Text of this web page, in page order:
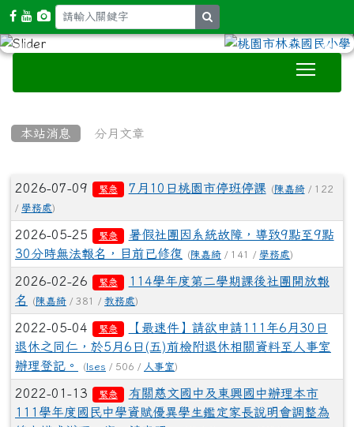
本站消息 分月文章
文章列表
2026-07-09 緊急 7月10日桃園市停班停課 (陳嘉綺/ 122
/ 學務處)
2026-05-25 緊急
暑假社團因系統故障，導致9點至9點
30分時無法報名，目前已修復
(陳嘉綺 / 141 / 學務處)
2026-02-26 緊急
114學年度第二學期課後社團開放報
名
(陳嘉綺 / 381 / 教務處)
2022-05-04 緊急
【最速件】請欲申請111年6月30日
退休之同仁，於5月6日(五)前檢附退休相關資料至人事室
辦理登記。
( lses / 506 / 人事室)
2022-01-13 緊急
有關慈文國中及東興國中辦理本市
111學年度國民中學資賦優異學生鑑定家長說明會調整為